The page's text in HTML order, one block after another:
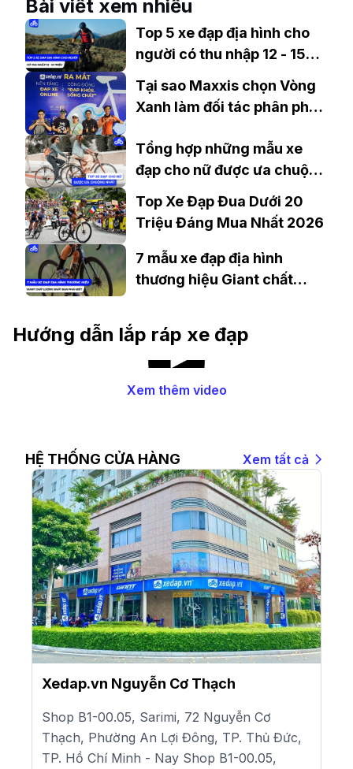
Bài viết xem nhiều
Top 5 xe đạp địa hình cho
người có thu nhập 12 - 15
triệu
Tại sao Maxxis chọn Vòng
Xanh làm đối tác phân phối
Tổng hợp những mẫu xe
đạp cho nữ được ưa chuộng
Top Xe Đạp Đua Dưới 20
Triệu Đáng Mua Nhất 2026
7 mẫu xe đạp địa hình
thương hiệu Giant chất
Hướng dẫn lắp ráp xe đạp
Xem thêm video
HỆ THỐNG CỬA HÀNG Xem tất cả
Xedap.vn Nguyễn Cơ Thạch
Shop B1-00.05, Sarimi, 72 Nguyễn Cơ
Thạch, Phường An Lợi Đông, TP. Thủ Đức,
TP. Hồ Chí Minh - Nay Shop B1-00.05,